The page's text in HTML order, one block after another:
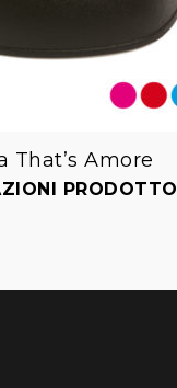
That’s Amore
PRODOTTO